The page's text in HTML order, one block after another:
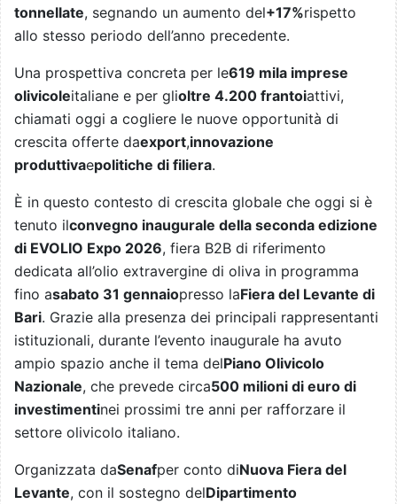
tonnellate, segnando un aumento del+17%rispetto
allo stesso periodo dell’anno precedente.
Una prospettiva concreta per le619 mila imprese
olivicoleitaliane e per glioltre 4.200 frantoiattivi,
chiamati oggi a cogliere le nuove opportunità di
crescita offerte daexport,innovazione
produttivaepolitiche di filiera.
È in questo contesto di crescita globale che oggi si è
tenuto ilconvegno inaugurale della seconda edizione
di EVOLIO Expo 2026, fiera B2B di riferimento
dedicata all’olio extravergine di oliva in programma
fino asabato 31 gennaiopresso laFiera del Levante di
Bari. Grazie alla presenza dei principali rappresentanti
istituzionali, durante l’evento inaugurale ha avuto
ampio spazio anche il tema delPiano Olivicolo
Nazionale, che prevede circa500 milioni di euro di
investimentinei prossimi tre anni per rafforzare il
settore olivicolo italiano.
Organizzata daSenafper conto diNuova Fiera del
Levante, con il sostegno delDipartimento